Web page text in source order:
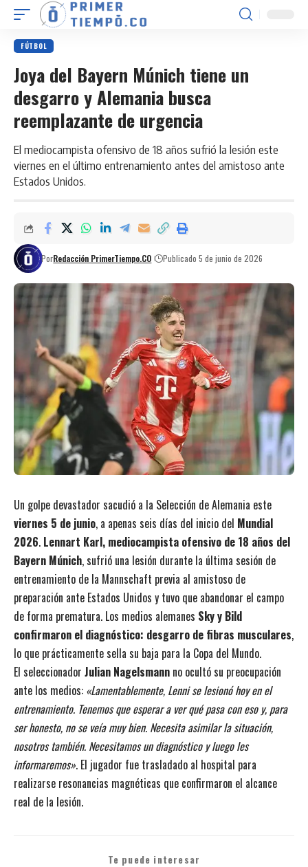
FÚTBOL
Joya del Bayern Múnich tiene un
desgarro y Alemania busca
reemplazante de urgencia
El mediocampista ofensivo de 18 años sufrió la lesión este
viernes en el último entrenamiento antes del amistoso ante
Estados Unidos.
PorRedacción PrimerTiempo.CO Publicado 5 de junio de 2026
Un golpe devastador sacudió a la Selección de Alemania este
viernes 5 de junio, a apenas seis días del inicio del Mundial
2026. Lennart Karl, mediocampista ofensivo de 18 años del
Bayern Múnich, sufrió una lesión durante la última sesión de
entrenamiento de la Mannschaft previa al amistoso de
preparación ante Estados Unidos y tuvo que abandonar el campo
de forma prematura. Los medios alemanes Sky y Bild
confirmaron el diagnóstico: desgarro de fibras musculares,
lo que prácticamente sella su baja para la Copa del Mundo.
El seleccionador Julian Nagelsmann no ocultó su preocupación
ante los medios: «Lamentablemente, Lenni se lesionó hoy en el
entrenamiento. Tenemos que esperar a ver qué pasa con eso y, para
ser honesto, no se veía muy bien. Necesita asimilar la situación,
nosotros también. Necesitamos un diagnóstico y luego les
informaremos». El jugador fue trasladado al hospital para
realizarse resonancias magnéticas que confirmaron el alcance
real de la lesión.
Te puede interesar